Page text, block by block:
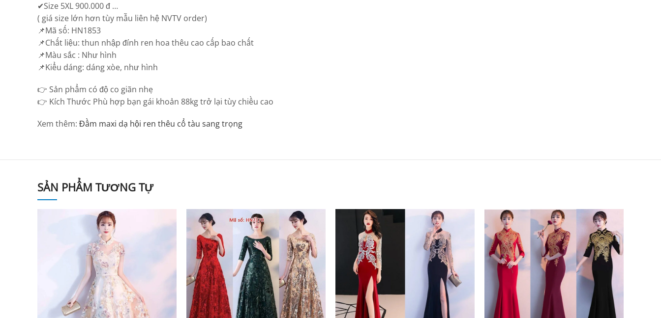
✔Size 5XL 900.000 đ …
( giá size lớn hơn tùy mẫu liên hệ NVTV order)
📌Mã số: HN1853
📌Chất liệu: thun nhập đính ren hoa thêu cao cấp bao chất
📌Màu sắc : Như hình
📌Kiểu dáng: dáng xòe, như hình
👉 Sản phẩm có độ co giãn nhẹ
👉 Kích Thước Phù hợp bạn gái khoản 88kg trở lại tùy chiều cao
Xem thêm: Đầm maxi dạ hội ren thêu cổ tàu sang trọng
SẢN PHẨM TƯƠNG TỰ